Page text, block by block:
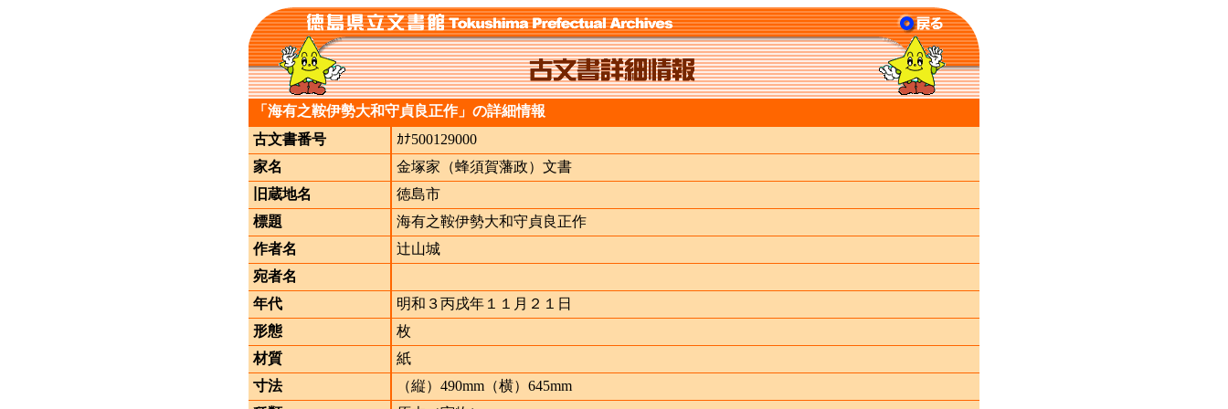
「海有之鞍伊勢大和守貞良正作」の詳細情報
古文書番号
ｶﾅ500129000
家名
金塚家（蜂須賀藩政）文書
旧蔵地名
徳島市
標題
海有之鞍伊勢大和守貞良正作
作者名
辻山城
宛者名
年代
明和３丙戌年１１月２１日
形態
枚
材質
紙
寸法
（縦）490mm（横）645mm